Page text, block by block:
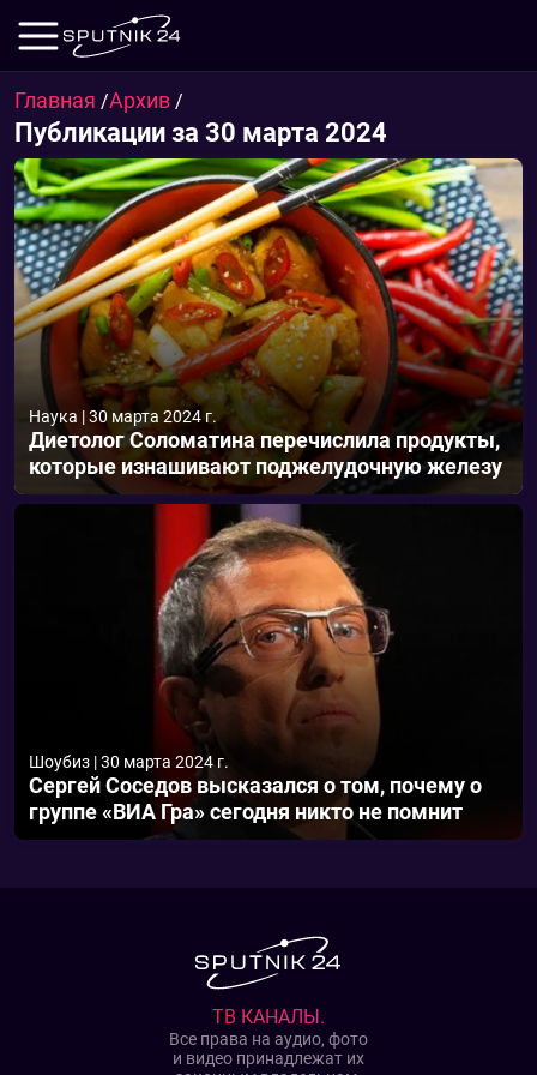
Главная /Архив /
Публикации за 30 марта 2024
Наука |30 марта 2024 г.
Диетолог Соломатина перечислила продукты,
которые изнашивают поджелудочную железу
Шоубиз |30 марта 2024 г.
Сергей Соседов высказался о том, почему о
группе «ВИА Гра» сегодня никто не помнит
ТВ КАНАЛЫ.
Все права на аудио, фото
и видео принадлежат их